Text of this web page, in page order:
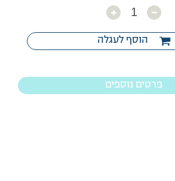
כמות
הוסף לעגלה
פרטים נוספים